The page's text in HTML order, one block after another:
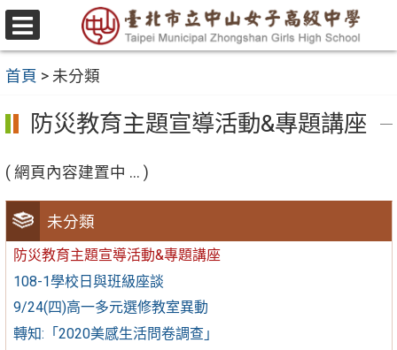
跳
至
要
內
容
區
選
單
首頁 > 未分類
未分類
防災教育主題宣導活動&專題講座
108-1學校日與班級座談
9/24(四)高一多元選修教室異動
轉知:「2020美感生活問卷調查」
防災教育主題宣導活動&專題講座
( 網頁內容建置中 ... )